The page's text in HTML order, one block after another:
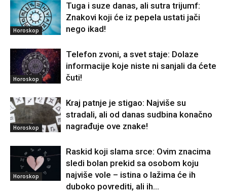
Horoskop
Tuga i suze danas, ali sutra trijumf:
Znakovi koji će iz pepela ustati jači
nego ikad!
Horoskop
Telefon zvoni, a svet staje: Dolaze
informacije koje niste ni sanjali da ćete
čuti!
Horoskop
Kraj patnje je stigao: Najviše su
stradali, ali od danas sudbina konačno
nagrađuje ove znake!
Horoskop
Raskid koji slama srce: Ovim znacima
sledi bolan prekid sa osobom koju
najviše vole – istina o lažima će ih
duboko povrediti, ali ih...